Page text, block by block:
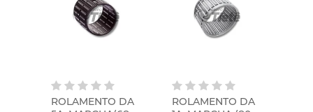
ROLAMENTO DA
ROLAMENTO DA